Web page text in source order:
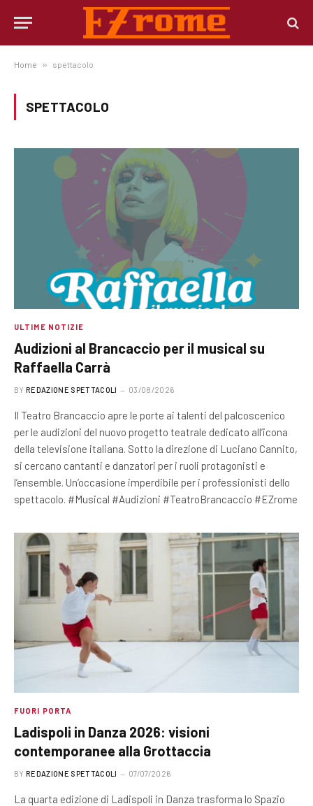
Home » spettacolo
SPETTACOLO
ULTIME NOTIZIE
Audizioni al Brancaccio per il musical su
Raffaella Carrà
BY REDAZIONE SPETTACOLI 03/08/2026
Il Teatro Brancaccio apre le porte ai talenti del palcoscenico
per le audizioni del nuovo progetto teatrale dedicato all’icona
della televisione italiana. Sotto la direzione di Luciano Cannito,
si cercano cantanti e danzatori per i ruoli protagonisti e
l’ensemble. Un’occasione imperdibile per i professionisti dello
spettacolo. #Musical #Audizioni #TeatroBrancaccio #EZrome
FUORI PORTA
Ladispoli in Danza 2026: visioni
contemporanee alla Grottaccia
BY REDAZIONE SPETTACOLI 07/07/2026
La quarta edizione di Ladispoli in Danza trasforma lo Spazio